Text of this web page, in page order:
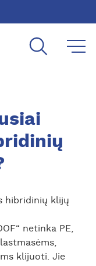
hibridinių klijų
netinka PE,
klijuoti. Jie